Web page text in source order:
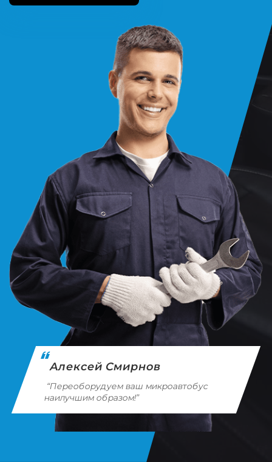
Алексей Смирнов
“Переоборудуем ваш микроавтобус
наилучшим образом!”